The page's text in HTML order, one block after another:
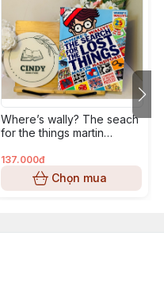
Where’s wally? The seach
for the things martin
137.000đ
Chọn mua